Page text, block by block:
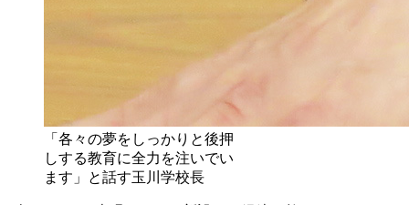
「各々の夢をしっかりと後押
しする教育に全力を注いでい
ます」と話す玉川学校長